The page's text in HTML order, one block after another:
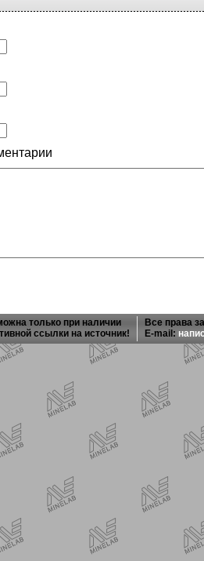
только при наличии
ссылки на источник!
Все права
E-mail: